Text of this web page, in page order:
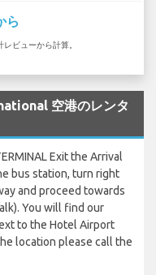
ら
ビューから計算。
空港のレンタ
Exit the Arrival
bus station, turn right
and proceed towards
You will find our
to the Hotel Airport
location please call the